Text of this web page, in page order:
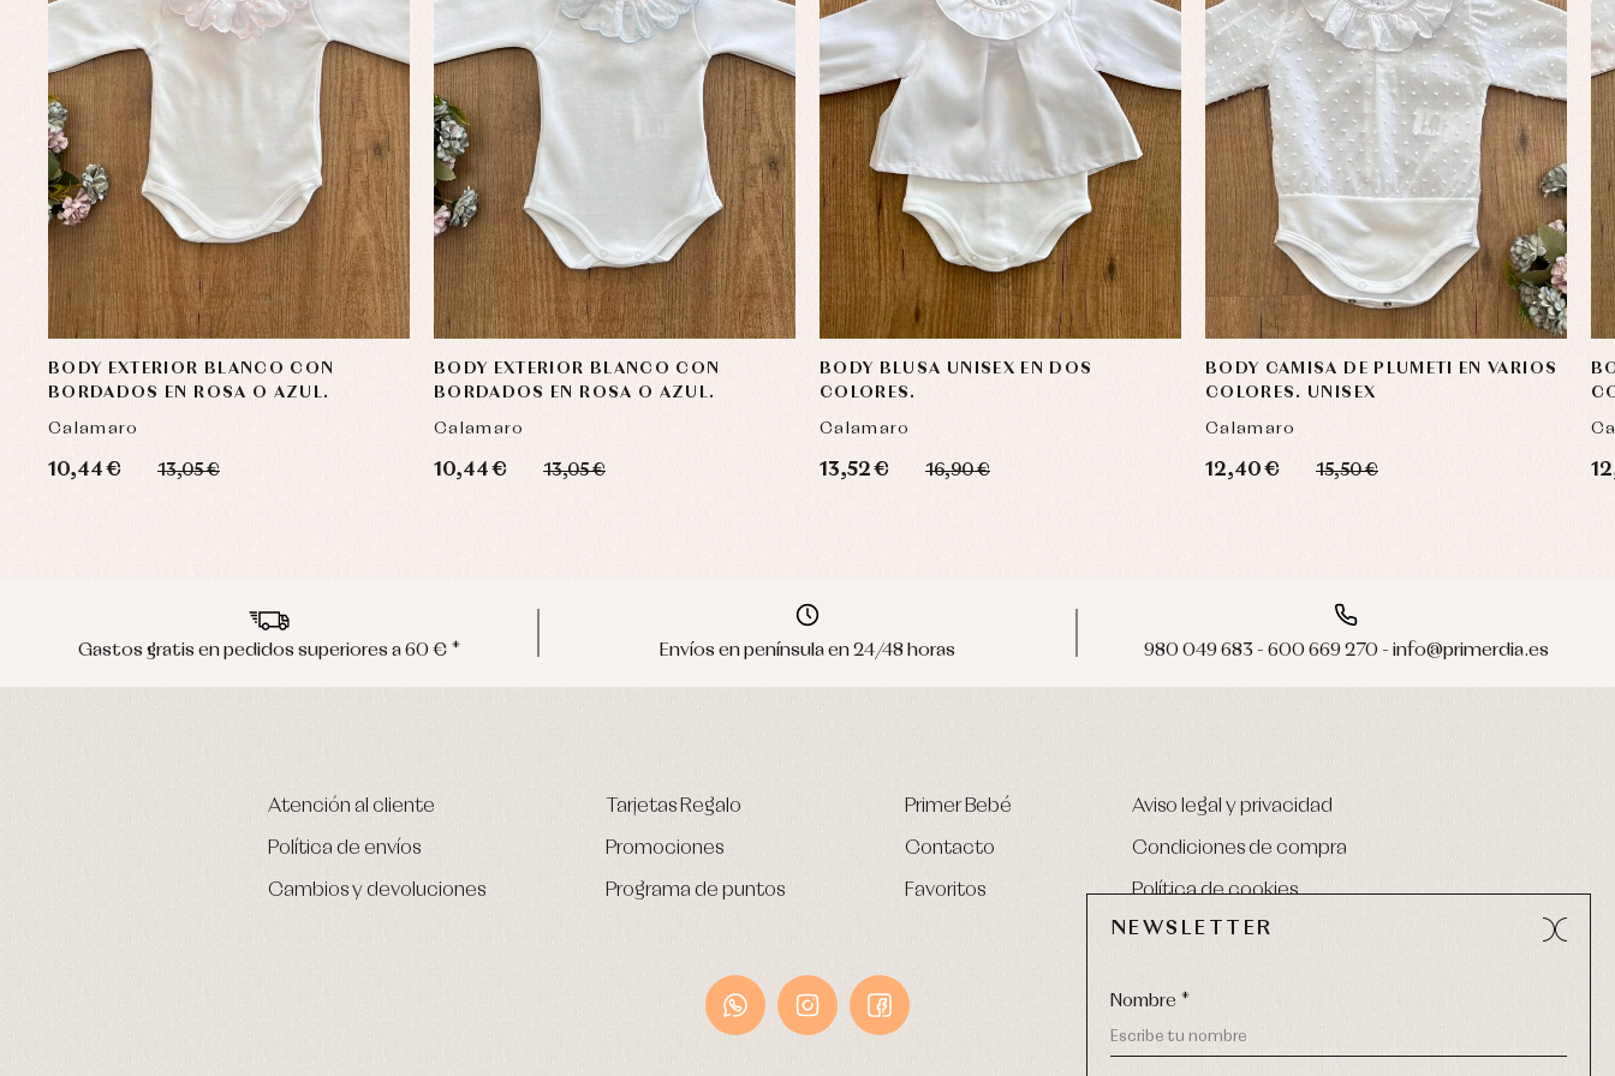
BODY EXTERIOR BLANCO CON
BORDADOS EN ROSA O AZUL.
Calamaro
10,44 € 13,05 €
BODY EXTERIOR BLANCO CON
BORDADOS EN ROSA O AZUL.
Calamaro
10,44 € 13,05 €
BODY BLUSA UNISEX EN DOS
COLORES.
Calamaro
13,52 € 16,90 €
BODY CAMISA DE PLUMETI EN VARIOS
COLORES. UNISEX
Calamaro
12,40 € 15,50 €
Gastos gratis en pedidos superiores a 60 € * Envíos en península en 24/48 horas 980 049 683 - 600 669 270 - info@primerdia.es
Atención al cliente
Política de envíos
Cambios y devoluciones
Tarjetas Regalo
Promociones
Programa de puntos
Primer Bebé
Contacto
Favoritos
Aviso legal y privacidad
Condiciones de compra
Política de cookies
NEWSLETTER
Nombre *